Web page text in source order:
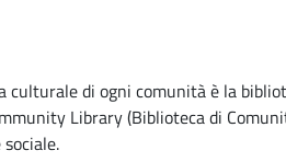
culturale di ogni comunità è la
Library (Biblioteca di